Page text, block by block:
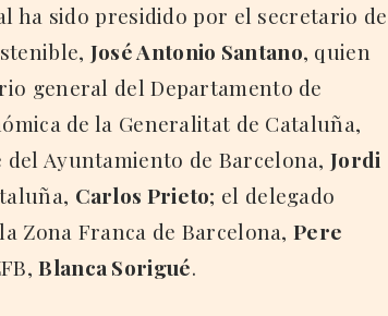
ha sido presidido por el secretario de
José Antonio Santano, quien
general del Departamento de
de la Generalitat de Cataluña,
del Ayuntamiento de Barcelona,Jordi
Carlos Prieto; el delegado
Zona Franca de Barcelona,Pere
Blanca Sorigué.